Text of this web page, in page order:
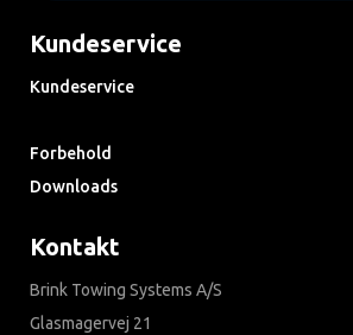
Kundeservice
Kundeservice
Forbehold
Downloads
Kontakt
Brink Towing Systems A/S
Glasmagervej 21